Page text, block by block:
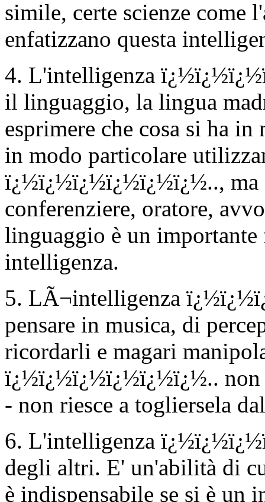
simile, certe scienze come
enfatizzano questa
4. L'intelligenza
il linguaggio, la lingua
esprimere che cosa si ha
in modo particolare
ï¿½ï¿½ï¿½ï¿½ï¿½ï¿½.., ma
conferenziere, oratore,
linguaggio è un importante
intelligenza.
5. LÃ¬intelligenza
pensare in musica, di
ricordarli e magari
ï¿½ï¿½ï¿½ï¿½ï¿½ï¿½.. non
- non riesce a togliersela
6. L'intelligenza
degli altri. E' un'abilità di
è indispensabile se si è un